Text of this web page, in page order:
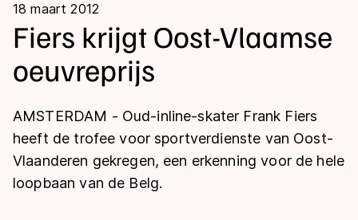
Kalender
Disciplines
Langebaan
Shorttrack
Inlineskaten
Uitslagen
Langebaan
Shorttrack
Tijden & historie
18 maart 2012
Fiers krijgt Oost-Vlaamse
oeuvreprijs
AMSTERDAM - Oud-inline-skater Frank Fiers
heeft de trofee voor sportverdienste van Oost-
Vlaanderen gekregen, een erkenning voor de hele
loopbaan van de Belg.